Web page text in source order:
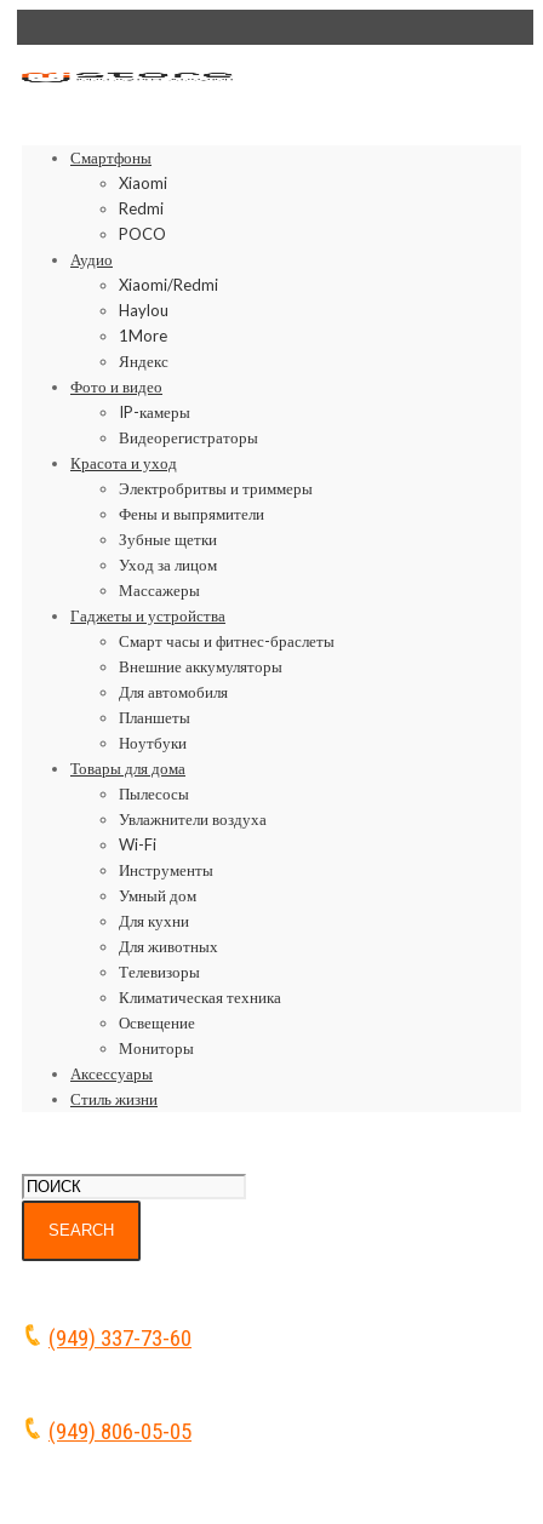
Смартфоны
Xiaomi
Redmi
POCO
Аудио
Xiaomi/Redmi
Haylou
1More
Яндекс
Фото и видео
IP-камеры
Видеорегистраторы
Красота и уход
Электробритвы и триммеры
Фены и выпрямители
Зубные щетки
Уход за лицом
Массажеры
Гаджеты и устройства
Смарт часы и фитнес-браслеты
Внешние аккумуляторы
Для автомобиля
Планшеты
Ноутбуки
Товары для дома
Пылесосы
Увлажнители воздуха
Wi-Fi
Инструменты
Умный дом
Для кухни
Для животных
Телевизоры
Климатическая техника
Освещение
Мониторы
Аксессуары
Стиль жизни
(949) 337-73-60
(949) 806-05-05